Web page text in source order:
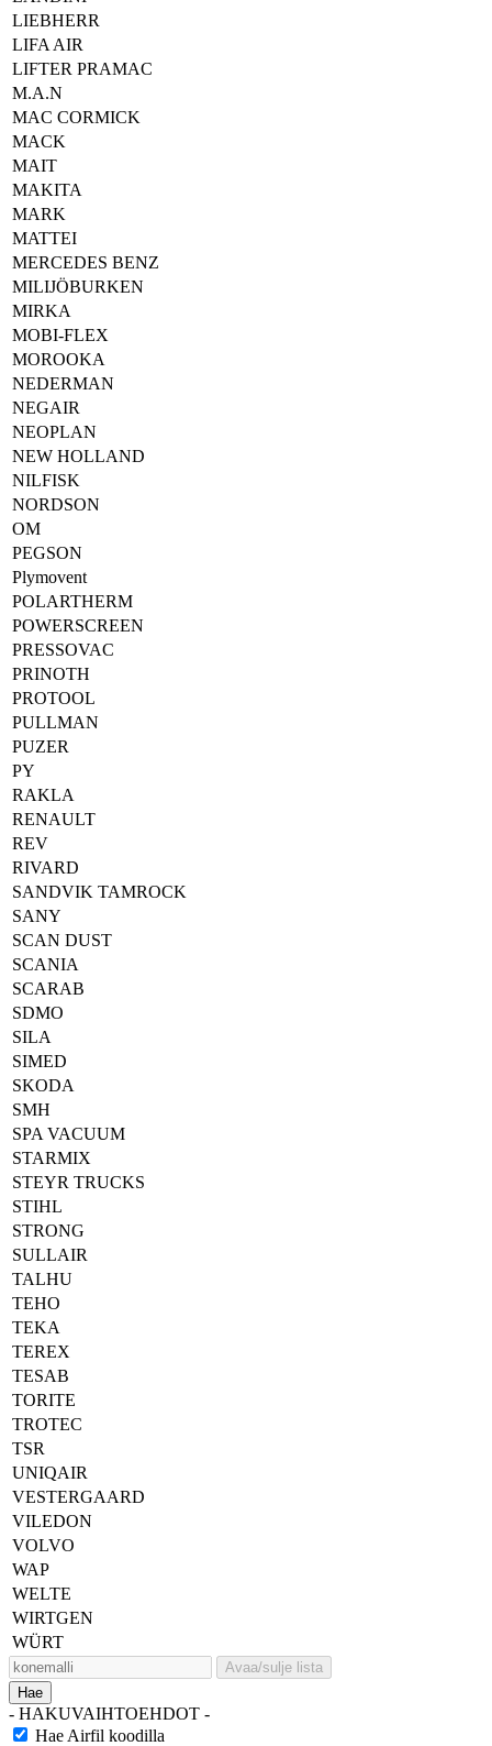
LIEBHERR
LIFA AIR
LIFTER PRAMAC
M.A.N
MAC CORMICK
MACK
MAIT
MAKITA
MARK
MATTEI
MERCEDES BENZ
MILIJÖBURKEN
MIRKA
MOBI-FLEX
MOROOKA
NEDERMAN
NEGAIR
NEOPLAN
NEW HOLLAND
NILFISK
NORDSON
OM
PEGSON
Plymovent
POLARTHERM
POWERSCREEN
PRESSOVAC
PRINOTH
PROTOOL
PULLMAN
PUZER
PY
RAKLA
RENAULT
REV
RIVARD
SANDVIK TAMROCK
SANY
SCAN DUST
SCANIA
SCARAB
SDMO
SILA
SIMED
SKODA
SMH
SPA VACUUM
STARMIX
STEYR TRUCKS
STIHL
STRONG
SULLAIR
TALHU
TEHO
TEKA
TEREX
TESAB
TORITE
TROTEC
TSR
UNIQAIR
VESTERGAARD
VILEDON
VOLVO
WAP
WELTE
WIRTGEN
WÜRT
Avaa/sulje lista
Hae
- HAKUVAIHTOEHDOT -
Hae Airfil koodilla